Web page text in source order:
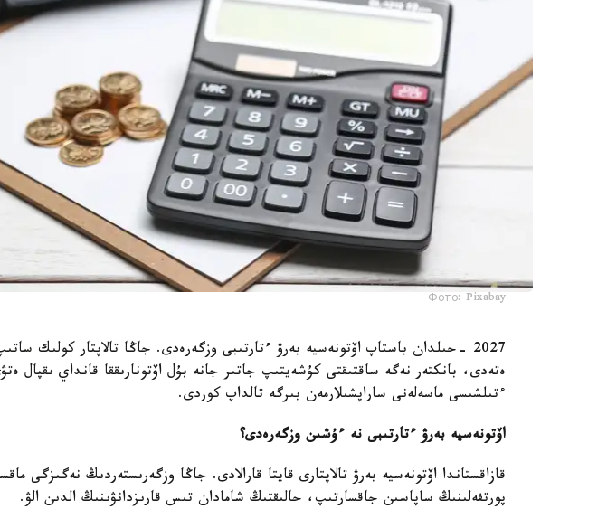
Фото: Pixabay
2027 -جىلدان باستاپ اۆتونەسيە بەرۋ ءتارتىبى وزگەرەدى. جاڭا تالاپتار كولىك
ءتىلشىسى ماسەلەنى ساراپشىلارمەن بىرگە تالداپ كوردى.
اۆتونەسيە بەرۋ ءتارتىبى نە ءۇشىن وزگەرەدى؟
قازاقستاندا اۆتونەسيە بەرۋ تالاپتارى قايتا قارالادى. جاڭا وزگەرىستەردىڭ نەگىزگى
پورتفەلىنىڭ ساپاسىن جاقسارتىپ، حالىقتىڭ شامادان تىس قارىزدانۋىنىڭ الدىن الۋ.